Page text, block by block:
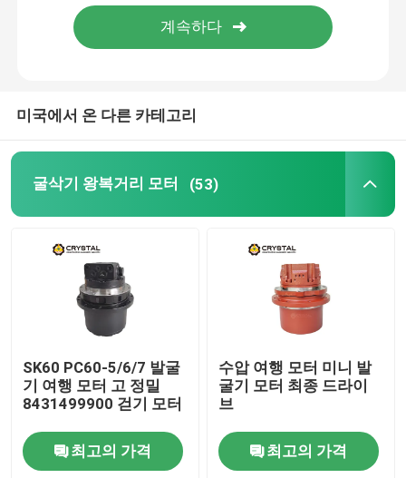
우리 에 관한 것
공장 투어
인용 을 요청 하십시오
굴삭기 왕복거리 모터
굴삭기 유압펌프
미국에서 온 다른 카테고리
굴삭기 왕복거리 모터 (53)
SK60 PC60-5/6/7 발굴
기 여행 모터 고 정밀
8431499900 걷기 모터
최고의 가격
수압 여행 모터 미니 발
굴기 모터 최종 드라이
브
최고의 가격